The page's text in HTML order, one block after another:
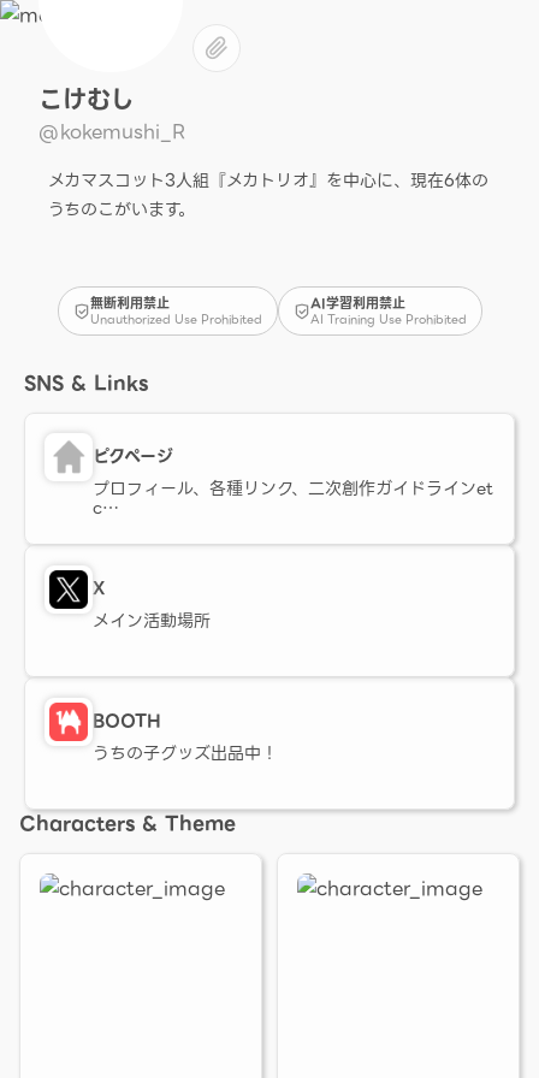
こけむし
@kokemushi_R
メカマスコット3人組『メカトリオ』を中心に、現在6体の
うちのこがいます。
無断利用禁止
Unauthorized Use Prohibited
AI学習利用禁止
AI Training Use Prohibited
SNS & Links
ピクページ
プロフィール、各種リンク、二次創作ガイドラインet
c…
X
メイン活動場所
BOOTH
うちの子グッズ出品中！
Characters & Theme